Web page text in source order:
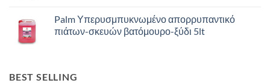
Palm Υπερυσμπυκνωμένο απορρυπαντικό
πιάτων-σκευών βατόμουρο-ξύδι 5lt
BEST SELLING